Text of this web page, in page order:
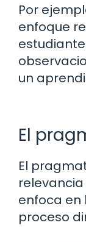
Por
enfoque
un
El
El
enfoca en
proceso